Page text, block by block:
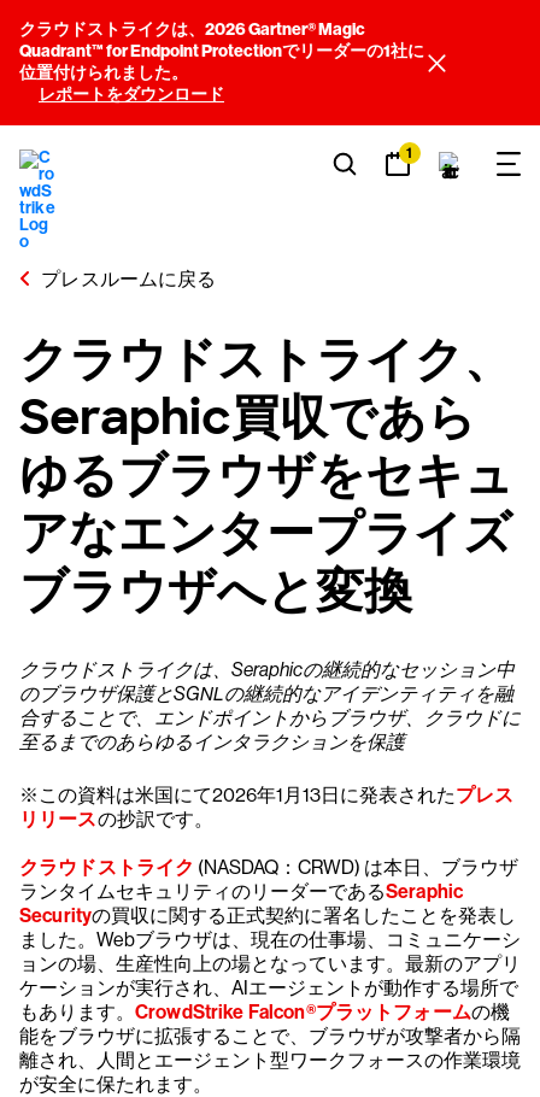
クラウドストライクは、2026 Gartner® Magic
Quadrant™ for Endpoint Protectionでリーダーの1社に
位置付けられました。
レポートをダウンロード
1
プレスルームに戻る
クラウドストライク、
Seraphic買収であら
ゆるブラウザをセキュ
アなエンタープライズ
ブラウザへと変換
クラウドストライクは、Seraphicの継続的なセッション中
のブラウザ保護とSGNLの継続的なアイデンティティを融
合することで、エンドポイントからブラウザ、クラウドに
至るまでのあらゆるインタラクションを保護
※この資料は米国にて2026年1月13日に発表されたプレス
リリースの抄訳です。
クラウドストライク (NASDAQ：CRWD) は本日、ブラウザ
ランタイムセキュリティのリーダーであるSeraphic
Securityの買収に関する正式契約に署名したことを発表し
ました。Webブラウザは、現在の仕事場、コミュニケーシ
ョンの場、生産性向上の場となっています。最新のアプリ
ケーションが実行され、AIエージェントが動作する場所で
もあります。 CrowdStrike Falcon®プラットフォームの機
能をブラウザに拡張することで、ブラウザが攻撃者から隔
離され、人間とエージェント型ワークフォースの作業環境
が安全に保たれます。